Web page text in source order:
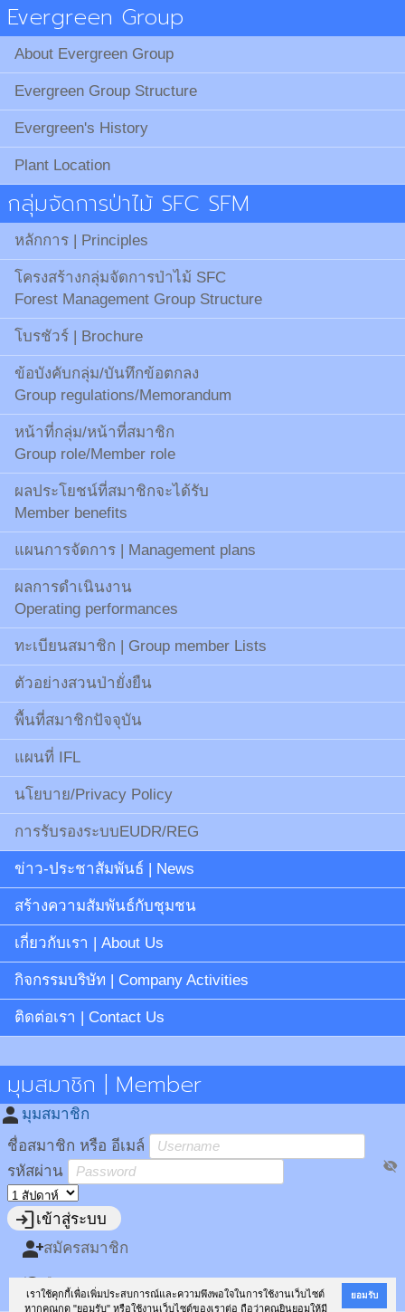
เราใช้คุกกี้เพื่อเพิ่มประสบการณ์และความพึงพอใจในการใช้งานเว็บไซต์
หากคุณกด "ยอมรับ" หรือใช้งานเว็บไซต์ของเราต่อ ถือว่าคุณยินยอมให้มี
ยอมรับ
Evergreen Group
About Evergreen Group
Evergreen Group Structure
Evergreen's History
Plant Location
กลุ่มจัดการป่าไม้ SFC SFM
หลักการ | Principles
โครงสร้างกลุ่มจัดการป่าไม้ SFC
Forest Management Group Structure
โบรชัวร์ | Brochure
ข้อบังคับกลุ่ม/บันทึกข้อตกลง
Group regulations/Memorandum
หน้าที่กลุ่ม/หน้าที่สมาชิก
Group role/Member role
ผลประโยชน์ที่สมาชิกจะได้รับ
Member benefits
แผนการจัดการ | Management plans
ผลการดำเนินงาน
Operating performances
ทะเบียนสมาชิก | Group member Lists
ตัวอย่างสวนป่ายั่งยืน
พื้นที่สมาชิกปัจจุบัน
แผนที่ IFL
นโยบาย/Privacy Policy
การรับรองระบบEUDR/REG
ข่าว-ประชาสัมพันธ์ | News
สร้างความสัมพันธ์กับชุมชน
เกี่ยวกับเรา | About Us
กิจกรรมบริษัท | Company Activities
ติดต่อเรา | Contact Us
มุมสมาชิก | Member
person มุมสมาชิก
ชื่อสมาชิก หรือ อีเมล์
รหัสผ่าน
visibility_off
loginเข้าสู่ระบบ
person_addสมัครสมาชิก
restoreลืมรหัสผ่าน?